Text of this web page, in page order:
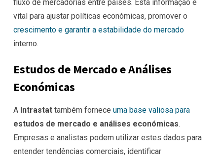
fluxo de mercadorias entre países. Esta informação é
vital para ajustar políticas económicas, promover o
crescimento e garantir a estabilidade do mercado
interno.
Estudos de Mercado e Análises
Económicas
A Intrastat também fornece uma base valiosa para
estudos de mercado e análises económicas.
Empresas e analistas podem utilizar estes dados para
entender tendências comerciais, identificar